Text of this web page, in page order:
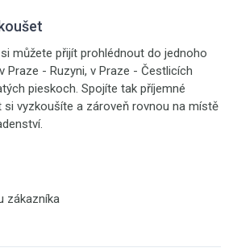
můžete přijít prohlédnout do jednoho
Praze - Ruzyni, v Praze - Čestlicích
pieskoch. Spojíte tak příjemné
si vyzkoušíte a zároveň rovnou na místě
zákazníka